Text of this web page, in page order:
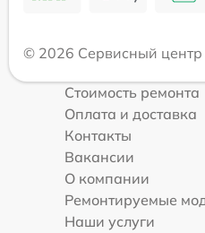
© 2026 Сервисный центр
Стоимость ремонта
Оплата и доставка
Контакты
Вакансии
О компании
Ремонтируемые
Наши услуги